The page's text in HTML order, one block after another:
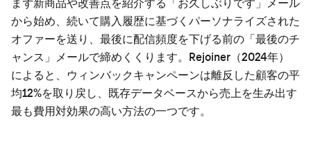
から始め、続いて購入履歴に基づくパーソナライズされた
オファーを送り、最後に配信頻度を下げる前の「最後のチ
ャンス」メールで締めくくります。Rejoiner（2024年）
によると、ウィンバックキャンペーンは離反した顧客の平
均12%を取り戻し、既存データベースから売上を生み出す
最も費用対効果の高い方法の一つです。